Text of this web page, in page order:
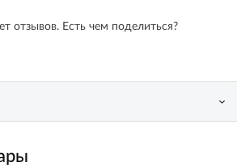
отзывов. Есть чем поделиться?